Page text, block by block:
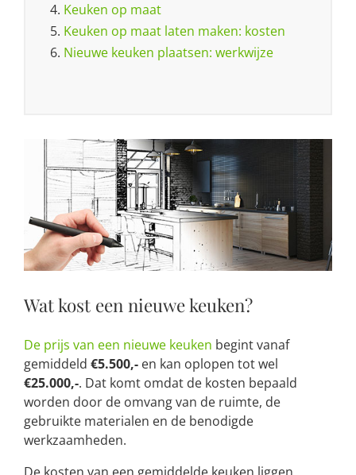
4. Keuken op maat
5. Keuken op maat laten maken: kosten
6. Nieuwe keuken plaatsen: werkwijze
Wat kost een nieuwe keuken?
De prijs van een nieuwe keuken begint vanaf
gemiddeld €5.500,- en kan oplopen tot wel
€25.000,-. Dat komt omdat de kosten bepaald
worden door de omvang van de ruimte, de
gebruikte materialen en de benodigde
werkzaamheden.